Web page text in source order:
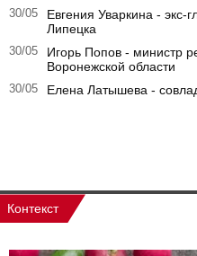
30/05
Евгения Уваркина - экс-
Липецка
30/05
Игорь Попов - министр
Воронежской области
30/05 Елена Латышева -
Контекст